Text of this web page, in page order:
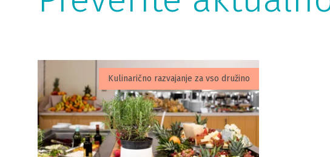
Kulinarično razvajanje za vso družino